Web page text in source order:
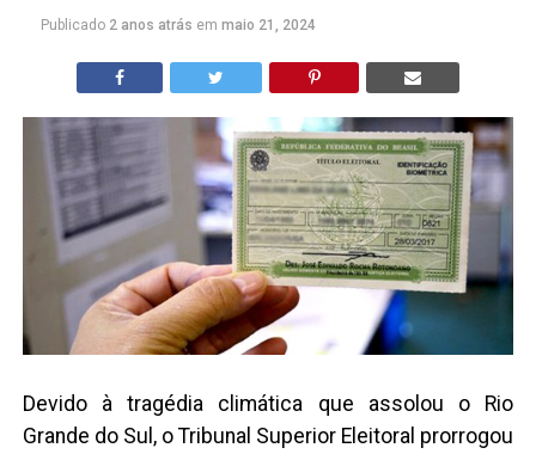
Publicado 2 anos atrás em maio 21, 2024
Devido à tragédia climática que assolou o Rio
Grande do Sul, o Tribunal Superior Eleitoral prorrogou